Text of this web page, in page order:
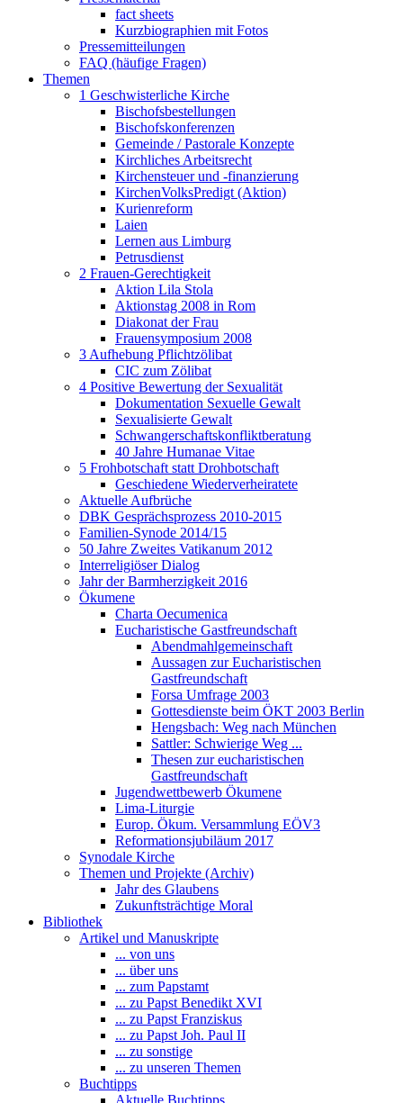
fact sheets
Kurzbiographien mit Fotos
Pressemitteilungen
FAQ (häufige Fragen)
Themen
1 Geschwisterliche Kirche
Bischofsbestellungen
Bischofskonferenzen
Gemeinde / Pastorale Konzepte
Kirchliches Arbeitsrecht
Kirchensteuer und -finanzierung
KirchenVolksPredigt (Aktion)
Kurienreform
Laien
Lernen aus Limburg
Petrusdienst
2 Frauen-Gerechtigkeit
Aktion Lila Stola
Aktionstag 2008 in Rom
Diakonat der Frau
Frauensymposium 2008
3 Aufhebung Pflichtzölibat
CIC zum Zölibat
4 Positive Bewertung der Sexualität
Dokumentation Sexuelle Gewalt
Sexualisierte Gewalt
Schwangerschaftskonfliktberatung
40 Jahre Humanae Vitae
5 Frohbotschaft statt Drohbotschaft
Geschiedene Wiederverheiratete
Aktuelle Aufbrüche
DBK Gesprächsprozess 2010-2015
Familien-Synode 2014/15
50 Jahre Zweites Vatikanum 2012
Interreligiöser Dialog
Jahr der Barmherzigkeit 2016
Ökumene
Charta Oecumenica
Eucharistische Gastfreundschaft
Abendmahlgemeinschaft
Aussagen zur Eucharistischen
Gastfreundschaft
Forsa Umfrage 2003
Gottesdienste beim ÖKT 2003 Berlin
Hengsbach: Weg nach München
Sattler: Schwierige Weg ...
Thesen zur eucharistischen
Gastfreundschaft
Jugendwettbewerb Ökumene
Lima-Liturgie
Europ. Ökum. Versammlung EÖV3
Reformationsjubiläum 2017
Synodale Kirche
Themen und Projekte (Archiv)
Jahr des Glaubens
Zukunftsträchtige Moral
Bibliothek
Artikel und Manuskripte
... von uns
... über uns
... zum Papstamt
... zu Papst Benedikt XVI
... zu Papst Franziskus
... zu Papst Joh. Paul II
... zu sonstige
... zu unseren Themen
Buchtipps
Aktuelle Buchtipps